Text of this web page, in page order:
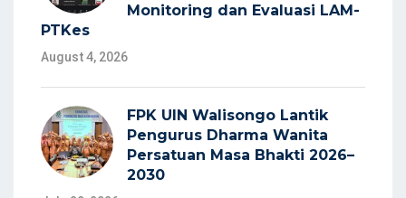
Monitoring dan Evaluasi LAM-
PTKes
August 4, 2026
FPK UIN Walisongo Lantik
Pengurus Dharma Wanita
Persatuan Masa Bhakti 2026–
2030